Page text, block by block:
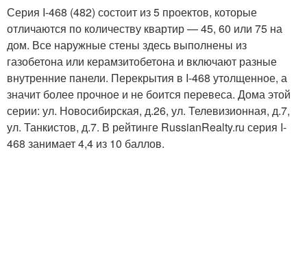
Серия I-468 (482) состоит из 5 проектов, которые
отличаются по количеству квартир — 45, 60 или 75 на
дом. Все наружные стены здесь выполнены из
газобетона или керамзитобетона и включают разные
внутренние панели. Перекрытия в I-468 утолщенное, а
значит более прочное и не боится перевеса. Дома этой
серии: ул. Новосибирская, д.26, ул. Телевизионная, д.7,
ул. Танкистов, д.7. В рейтинге RussianRealty.ru серия I-
468 занимает 4,4 из 10 баллов.